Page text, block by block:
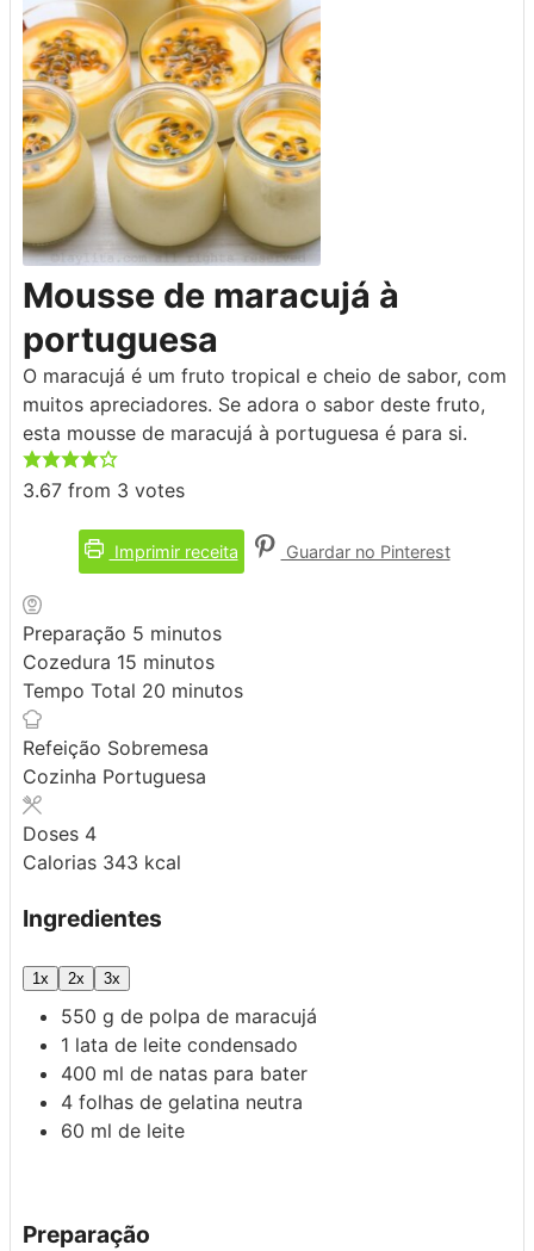
Mousse de maracujá à
portuguesa
O maracujá é um fruto tropical e cheio de sabor, com
muitos apreciadores. Se adora o sabor deste fruto,
esta mousse de maracujá à portuguesa é para si.
3.67 from 3 votes
Imprimir receita Guardar no Pinterest
Preparação 5 minutos
minutos
Cozedura 15 minutos
minutos
Tempo Total 20 minutos
minutos
Refeição Sobremesa
Cozinha Portuguesa
Doses 4
Calorias 343 kcal
Ingredientes
1x 2x 3x
550 g de polpa de maracujá
1 lata de leite condensado
400 ml de natas para bater
4 folhas de gelatina neutra
60 ml de leite
Preparação